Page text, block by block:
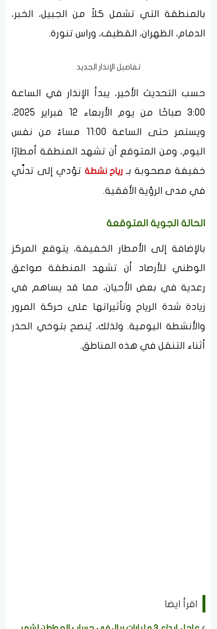
بالمنطقة التي تشمل كلاً من الجبيل، الخبر،
الدمام، الظهران، القطيف، وراس تنورة.
تفاصيل الإنذار الجديد
حسب التحديث الأخير، يبدأ الإنذار في الساعة
3:00 صباحًا من يوم الأربعاء 12 فبراير 2025،
ويستمر حتى الساعة 11:00 مساءً من نفس
اليوم، ومن المتوقع أن تشهد المنطقة أمطارًا
خفيفة مصحوبة بـ رياح نشطة تؤدي إلى تدنِّي
في مدى الرؤية الأفقية.
الحالة الجوية المتوقعة
بالإضافة إلى الأمطار الخفيفة، يتوقع المركز
الوطني للأرصاد أن تشهد المنطقة صواعق
رعدية في بعض الأحيان، مما قد يساهم في
زيادة شدة الرياح وتأثيراتها على حركة المرور
والأنشطة اليومية. ولذلك، يُنصح بتوخي الحذر
أثناء التنقل في هذه المناطق.
اقرأ ايضا